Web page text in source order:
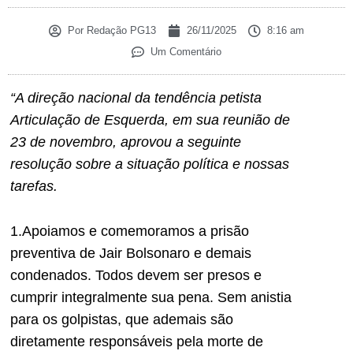
Por Redação PG13 26/11/2025
8:16 am
Um Comentário
“A direção nacional da tendência petista
Articulação de Esquerda, em sua reunião de
23 de novembro, aprovou a seguinte
resolução sobre a situação política e nossas
tarefas.
1.Apoiamos e comemoramos a prisão
preventiva de Jair Bolsonaro e demais
condenados. Todos devem ser presos e
cumprir integralmente sua pena. Sem anistia
para os golpistas, que ademais são
diretamente responsáveis pela morte de